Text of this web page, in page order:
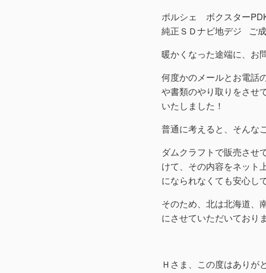
ポルシェ ボクスター
純正ＳＤナビ地デジ ご
暖かくなった途端に、お
何度かのメールとお電話
や書類のやり取りをさせ
いたしました！
普通に考えると、そんな
ダムクラフトで販売させ
けて、その内容をネット
になられなくても安心し
そのため、北は北海道
にさせていただいており
Ｈさま、この度はありが